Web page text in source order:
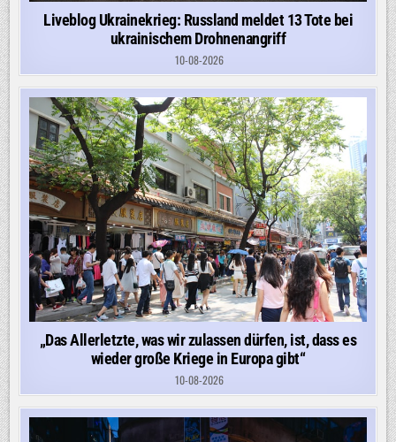
Liveblog Ukrainekrieg: Russland meldet 13 Tote bei
ukrainischem Drohnenangriff
10-08-2026
„Das Allerletzte, was wir zulassen dürfen, ist, dass es
wieder große Kriege in Europa gibt“
10-08-2026